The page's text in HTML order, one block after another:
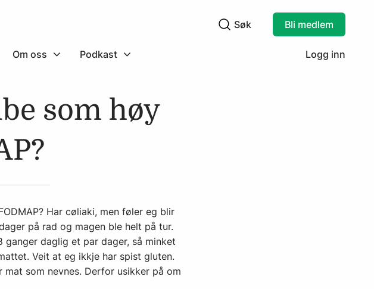
Om oss Podkast
Søkefelt
Søk Bli medlem
Logg inn
som høy
Har cøliaki, men føler eg blir
på rad og magen ble helt på tur.
daglig et par dager, så minket
Veit at eg ikkje har spist gluten.
mat som nevnes. Derfor usikker på om